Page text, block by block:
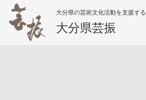
大分県の芸術文化活動を支援する
大分県芸振